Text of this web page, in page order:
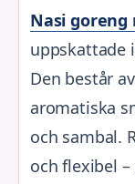
Nasi goreng
uppskattade
Den består
aromatiska
och sambal.
och flexibel